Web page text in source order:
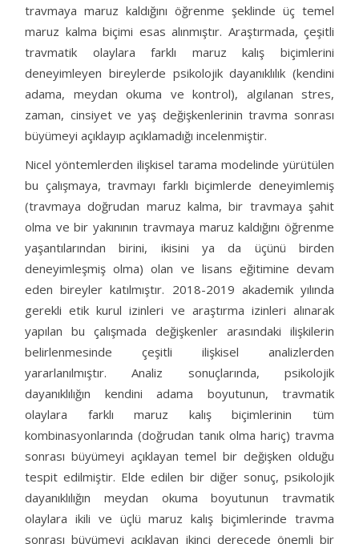
travmaya maruz kaldığını öğrenme şeklinde üç temel
maruz kalma biçimi esas alınmıştır. Araştırmada, çeşitli
travmatik olaylara farklı maruz kalış biçimlerini
deneyimleyen bireylerde psikolojik dayanıklılık (kendini
adama, meydan okuma ve kontrol), algılanan stres,
zaman, cinsiyet ve yaş değişkenlerinin travma sonrası
büyümeyi açıklayıp açıklamadığı incelenmiştir.
Nicel yöntemlerden ilişkisel tarama modelinde yürütülen
bu çalışmaya, travmayı farklı biçimlerde deneyimlemiş
(travmaya doğrudan maruz kalma, bir travmaya şahit
olma ve bir yakınının travmaya maruz kaldığını öğrenme
yaşantılarından birini, ikisini ya da üçünü birden
deneyimleşmiş olma) olan ve lisans eğitimine devam
eden bireyler katılmıştır. 2018-2019 akademik yılında
gerekli etik kurul izinleri ve araştırma izinleri alınarak
yapılan bu çalışmada değişkenler arasındaki ilişkilerin
belirlenmesinde çeşitli ilişkisel analizlerden
yararlanılmıştır. Analiz sonuçlarında, psikolojik
dayanıklılığın kendini adama boyutunun, travmatik
olaylara farklı maruz kalış biçimlerinin tüm
kombinasyonlarında (doğrudan tanık olma hariç) travma
sonrası büyümeyi açıklayan temel bir değişken olduğu
tespit edilmiştir. Elde edilen bir diğer sonuç, psikolojik
dayanıklılığın meydan okuma boyutunun travmatik
olaylara ikili ve üçlü maruz kalış biçimlerinde travma
sonrası büyümeyi açıklayan ikinci derecede önemli bir